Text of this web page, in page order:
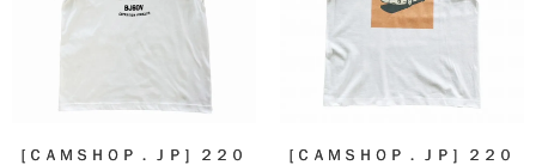
［ＣＡＭＳＨＯＰ．ＪＰ］２２０
［ＣＡＭＳＨＯＰ．ＪＰ］２２０